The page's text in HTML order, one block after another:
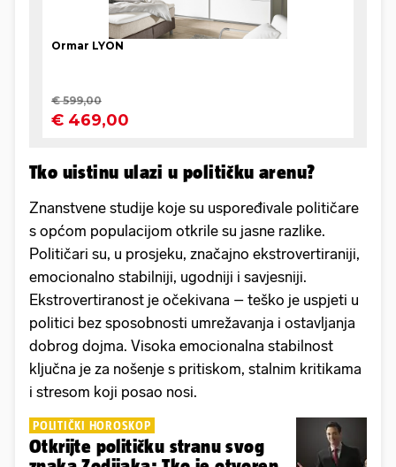
Tko uistinu ulazi u političku arenu?
Znanstvene studije koje su uspoređivale političare
s općom populacijom otkrile su jasne razlike.
Političari su, u prosjeku, značajno ekstrovertiraniji,
emocionalno stabilniji, ugodniji i savjesniji.
Ekstrovertiranost je očekivana – teško je uspjeti u
politici bez sposobnosti umrežavanja i ostavljanja
dobrog dojma. Visoka emocionalna stabilnost
ključna je za nošenje s pritiskom, stalnim kritikama
i stresom koji posao nosi.
POLITIČKI HOROSKOP
Otkrijte političku stranu svog